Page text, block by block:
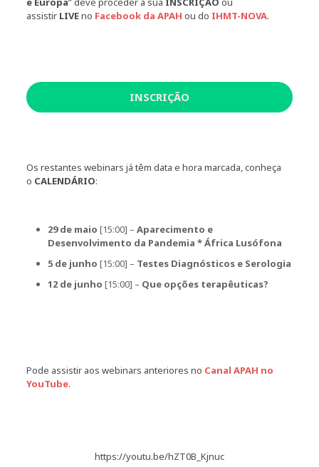
assistir LIVEno Facebook da APAH ou do IHMT-NOVA.
INSCRIÇÃO
Os restantes webinars já têm data e hora marcada, conheça
o CALENDÁRIO:
29 de maio [15:00] – Aparecimento e
Desenvolvimento da Pandemia * África Lusófona
5 de junho [15:00] – Testes Diagnósticos e Serologia
12 de junho [15:00] – Que opções terapêuticas?
Pode assistir aos webinars anteriores no Canal APAH no
YouTube.
https://youtu.be/hZT0B_Kjnuc